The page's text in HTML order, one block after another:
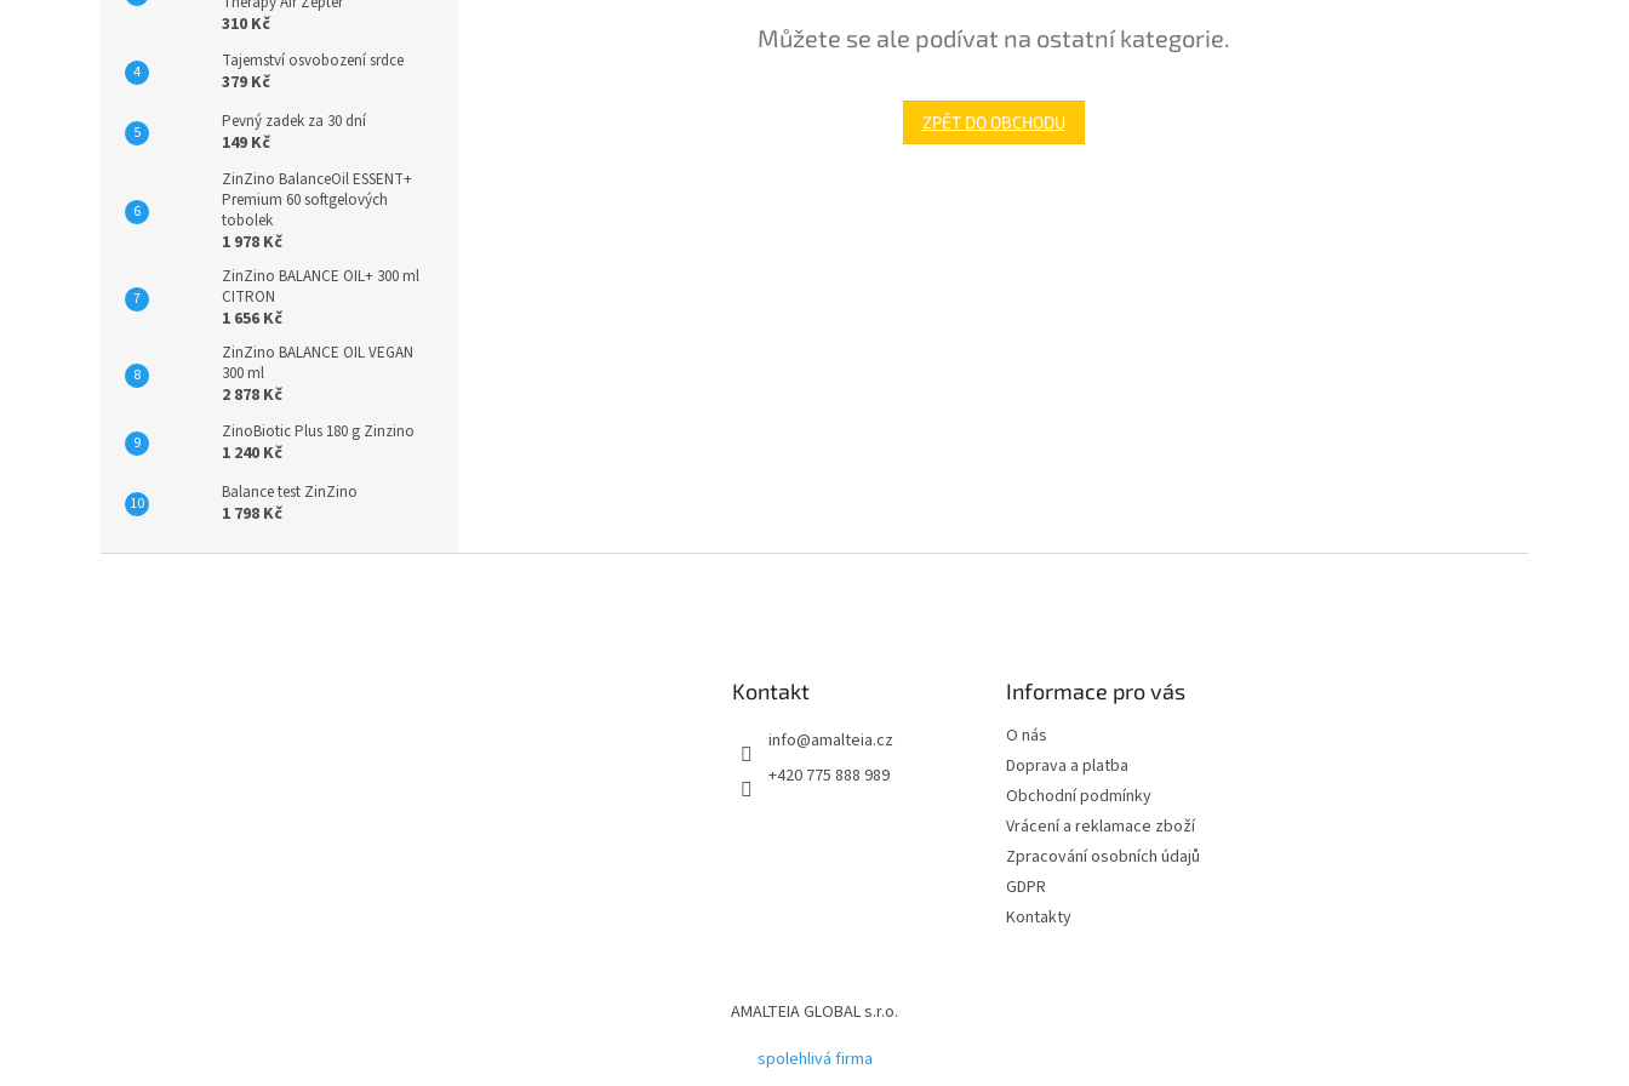
310 Kč
Tajemství osvobození srdce
379 Kč
Pevný zadek za 30 dní
149 Kč
ZinZino BalanceOil ESSENT+
Premium 60 softgelových
tobolek
1 978 Kč
ZinZino BALANCE OIL+ 300 ml
CITRON
1 656 Kč
ZinZino BALANCE OIL VEGAN
300 ml
2 878 Kč
ZinoBiotic Plus 180 g Zinzino
1 240 Kč
Balance test ZinZino
1 798 Kč
Můžete se ale podívat na ostatní kategorie.
ZPĚT DO OBCHODU
Kontakt
info@amalteia.cz
+420 775 888 989
Informace pro vás
O nás
Doprava a platba
Obchodní podmínky
Vrácení a reklamace zboží
Zpracování osobních údajů
GDPR
Kontakty
AMALTEIA GLOBAL s.r.o.
spolehlivá firma